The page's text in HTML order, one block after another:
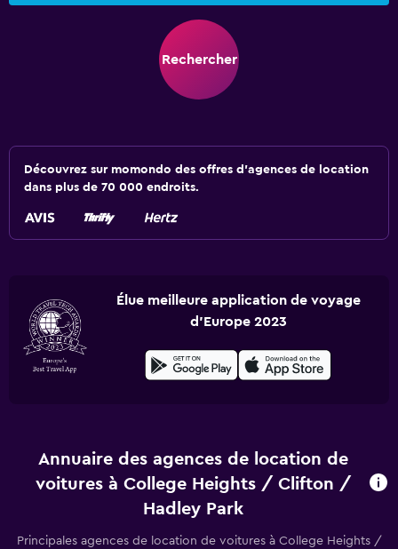
Rechercher
Découvrez sur momondo des offres d'agences de location
dans plus de 70 000 endroits.
Élue meilleure application de voyage
d'Europe 2023
Annuaire des agences de location de
voitures à College Heights / Clifton /
Hadley Park
Principales agences de location de voitures à College Heights /